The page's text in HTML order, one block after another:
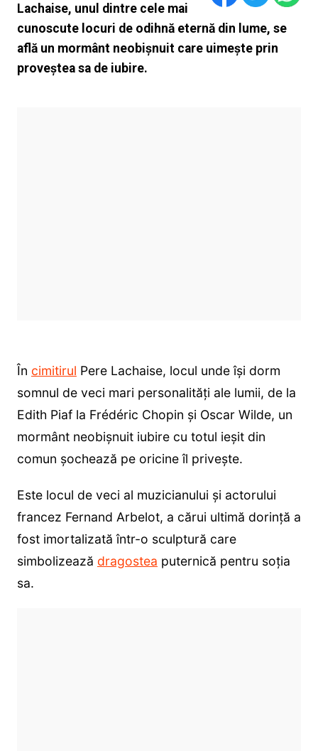
Lachaise, unul dintre cele mai
cunoscute locuri de odihnă eternă din lume, se
află un mormânt neobișnuit care uimește prin
proveștea sa de iubire.
În cimitirul Pere Lachaise, locul unde își dorm
somnul de veci mari personalități ale lumii, de la
Edith Piaf la Frédéric Chopin și Oscar Wilde, un
mormânt neobișnuit iubire cu totul ieșit din
comun șochează pe oricine îl privește.
Este locul de veci al muzicianului și actorului
francez Fernand Arbelot, a cărui ultimă dorință a
fost imortalizată într-o sculptură care
simbolizează dragostea puternică pentru soția
sa.